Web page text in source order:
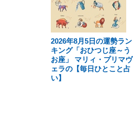
2026年8月5日の運勢ラン
キング「おひつじ座～う
お座」 マリィ・プリマヴ
ェラの【毎日ひとこと占
い】